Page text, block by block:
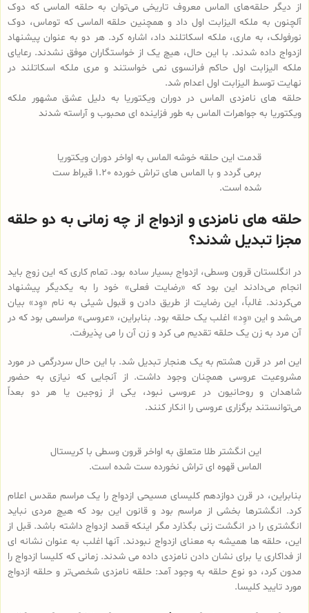
از دیگر حلقه‌های الماس معروف تاریخی می‌توان به حلقه الماسی که دوک
آلچنون به ملکه الیزابت اول داد و همچنین حلقه الماسی که توماس، دوک
نورفولک، به ماری، ملکه اسکاتلند داد، اشاره کرد. هر دو به عنوان پیشنهاد
ازدواج داده شدند. با این حال، هیچ یک از خواستگاران موفق نشدند. رعایای
ملکه الیزابت اول حاکم فرانسوی نمی خواستند و مری ملکه اسکاتلند در
نهایت توسط الیزابت اول اعدام شد.
حلقه های نامزدی الماس در دوران ویکتوریا به دلیل عشق مشهور ملکه
ویکتوریا به جواهرات الماس به طور فزاینده ای محبوب و آراسته شدند
قدمت این حلقه خوشه الماس به اواخر دوران ویکتوریا
برمی گردد و با الماس های تراش خورده 1.20 قیراط ست
شده است.
حلقه های نامزدی و ازدواج از چه زمانی به دو حلقه
مجزا تبدیل شدند؟
در انگلستان قرون وسطی، ازدواج بسیار ساده بود. تمام کاری که این زوج باید
انجام می‌دادند این بود که «رضایت فعلی» خود را به یکدیگر پیشنهاد
می‌کردند. غالباً، این رضایت از طریق دادن و قبول شیئی به نام «وِد» بیان
می‌شد و این «وِد» اغلب یک حلقه بود. بنابراین، «عروسی» مراسمی بود که در
آن مرد به زن یک حلقه تقدیم می کرد و زن آن را می پذیرفت.
این امر در قرن هشتم به یک هنجار تبدیل شد. با این حال سردرگمی در مورد
مشروعیت عروسی همچنان وجود داشت. از آنجایی که نیازی به حضور
شاهدان و روحانیون در عروسی نبود، یکی از زوجین یا هر دو بعداً
می‌توانستند برگزاری عروسی را انکار کنند.
این انگشتر طلا متعلق به اواخر قرون وسطی با کریستال
الماس قهوه ای تراش نخورده ست شده است.
بنابراین، در قرن دوازدهم کلیسای مسیحی ازدواج را یک مراسم مقدس اعلام
کرد. انگشترها بخشی از مراسم بود و قانون این بود که هیچ مردی نباید
انگشتری را در انگشت زنی بگذارد مگر اینکه قصد ازدواج داشته باشد. قبل از
این، حلقه ها همیشه به معنای ازدواج نبودند. آنها اغلب به عنوان نشانه ای
از فداکاری یا برای نشان دادن نامزدی داده می شدند. زمانی که کلیسا ازدواج را
مدون کرد، دو نوع حلقه به وجود آمد: حلقه نامزدی شخصی‌تر و حلقه ازدواج
مورد تایید کلیسا.